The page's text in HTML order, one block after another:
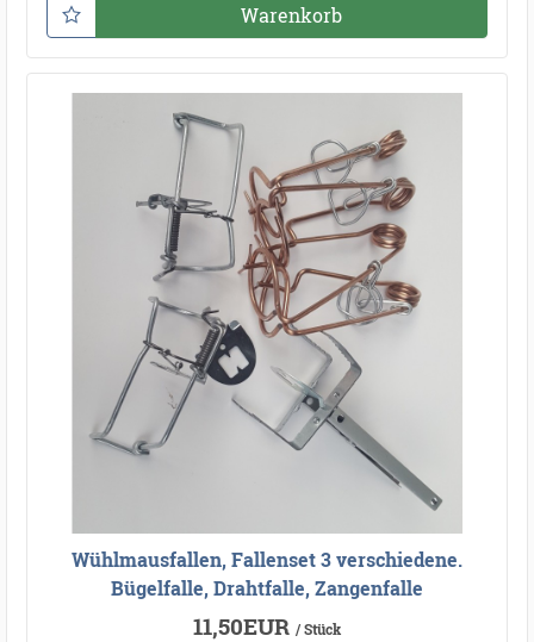
Warenkorb
Wühlmausfallen, Fallenset 3 verschiedene.
Bügelfalle, Drahtfalle, Zangenfalle
11,50EUR / Stück